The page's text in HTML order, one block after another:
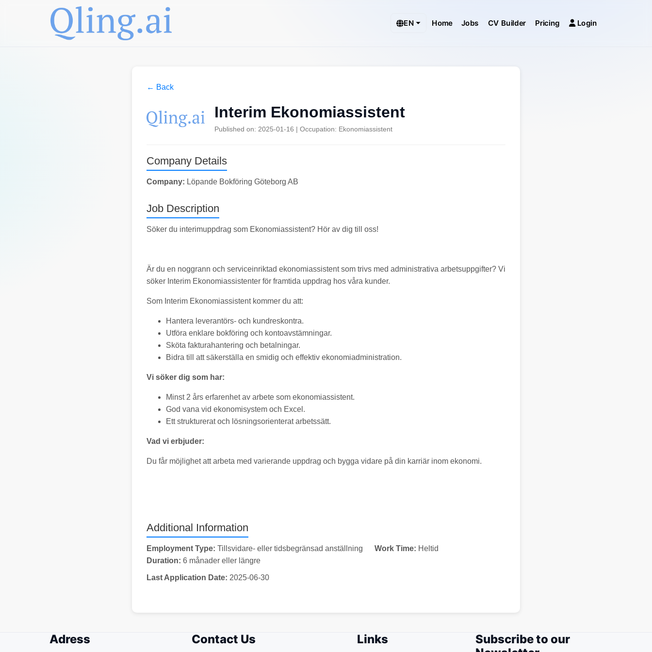
EN Home Jobs CV Builder Pricing Login
← Back
Interim Ekonomiassistent
Published on: 2025-01-16 | Occupation: Ekonomiassistent
Company Details
Company: Löpande Bokföring Göteborg AB
Job Description
Söker du interimuppdrag som Ekonomiassistent? Hör av dig till oss!
Är du en noggrann och serviceinriktad ekonomiassistent som trivs med administrativa arbetsuppgifter? Vi
söker Interim Ekonomiassistenter för framtida uppdrag hos våra kunder.
Som Interim Ekonomiassistent kommer du att:
Hantera leverantörs- och kundreskontra.
Utföra enklare bokföring och kontoavstämningar.
Sköta fakturahantering och betalningar.
Bidra till att säkerställa en smidig och effektiv ekonomiadministration.
Vi söker dig som har:
Minst 2 års erfarenhet av arbete som ekonomiassistent.
God vana vid ekonomisystem och Excel.
Ett strukturerat och lösningsorienterat arbetssätt.
Vad vi erbjuder:
Du får möjlighet att arbeta med varierande uppdrag och bygga vidare på din karriär inom ekonomi.
Additional Information
Employment Type: Tillsvidare- eller tidsbegränsad anställning Work Time: Heltid
Duration: 6 månader eller längre
Last Application Date: 2025-06-30
Adress Contact Us Links
Subscribe to our